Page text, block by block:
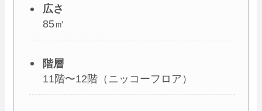
広さ
85㎡
階層
11階〜12階（ニッコーフロア）